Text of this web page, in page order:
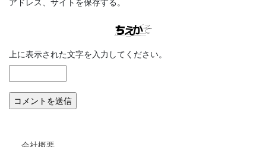
上に表示された文字を入力してください。
会社概要